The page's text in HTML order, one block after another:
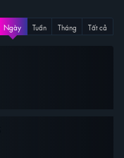
Ngày Tuần Tháng Tất cả